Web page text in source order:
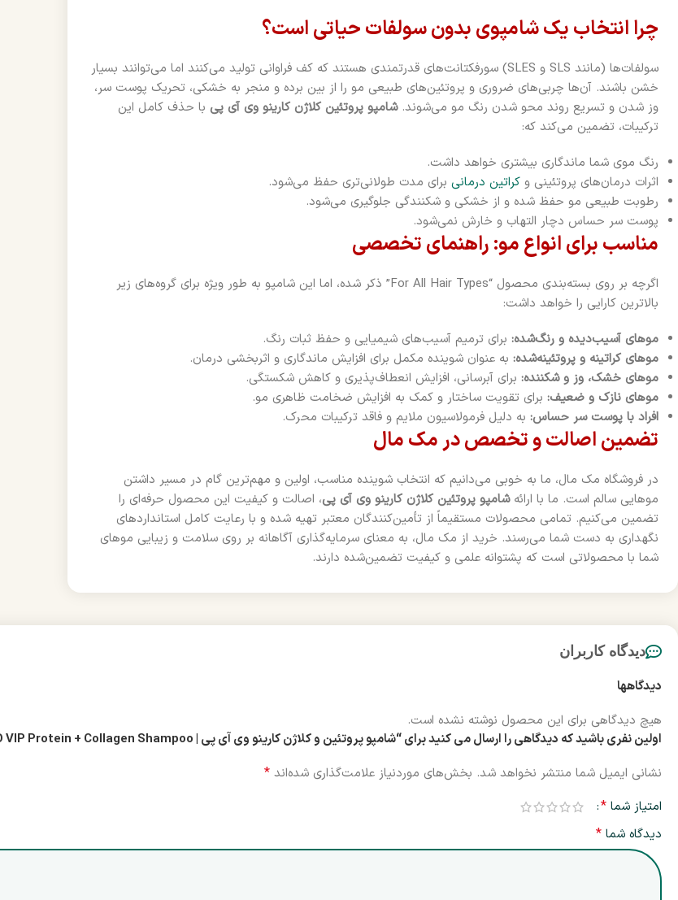
چرا انتخاب یک شامپوی بدون سولفات حیاتی است؟
سولفات‌ها (مانند SLS و SLES) سورفکتانت‌های قدرتمندی هستند که کف فراوانی تولید می‌کنند اما می‌توانند بسیار
خشن باشند. آن‌ها چربی‌های ضروری و پروتئین‌های طبیعی مو را از بین برده و منجر به خشکی، تحریک پوست سر،
وز شدن و تسریع روند محو شدن رنگ مو می‌شوند.شامپو پروتئین کلاژن کارینو وی آی پی با حذف کامل این
ترکیبات، تضمین می‌کند که:
رنگ موی شما ماندگاری بیشتری خواهد داشت.
اثرات درمان‌های پروتئینی و کراتین درمانی برای مدت طولانی‌تری حفظ می‌شود.
رطوبت طبیعی مو حفظ شده و از خشکی و شکنندگی جلوگیری می‌شود.
پوست سر حساس دچار التهاب و خارش نمی‌شود.
مناسب برای انواع مو: راهنمای تخصصی
اگرچه بر روی بسته‌بندی محصول “For All Hair Types” ذکر شده، اما این شامپو به طور ویژه برای گروه‌های زیر
بالاترین کارایی را خواهد داشت:
موهای آسیب‌دیده و رنگ‌شده: برای ترمیم آسیب‌های شیمیایی و حفظ ثبات رنگ.
موهای کراتینه و پروتئینه‌شده: به عنوان شوینده مکمل برای افزایش ماندگاری و اثربخشی درمان.
موهای خشک، وز و شکننده: برای آبرسانی، افزایش انعطاف‌پذیری و کاهش شکستگی.
موهای نازک و ضعیف: برای تقویت ساختار و کمک به افزایش ضخامت ظاهری مو.
افراد با پوست سر حساس: به دلیل فرمولاسیون ملایم و فاقد ترکیبات محرک.
تضمین اصالت و تخصص در مک مال
در فروشگاه مک مال، ما به خوبی می‌دانیم که انتخاب شوینده مناسب، اولین و مهم‌ترین گام در مسیر داشتن
موهایی سالم است. ما با ارائهشامپو پروتئین کلاژن کارینو وی آی پی، اصالت و کیفیت این محصول حرفه‌ای را
تضمین می‌کنیم. تمامی محصولات مستقیماً از تأمین‌کنندگان معتبر تهیه شده و با رعایت کامل استانداردهای
نگهداری به دست شما می‌رسند. خرید از مک مال، به معنای سرمایه‌گذاری آگاهانه بر روی سلامت و زیبایی موهای
شما با محصولاتی است که پشتوانه علمی و کیفیت تضمین‌شده دارند.
دیدگاه کاربران
دیدگاهها
هیچ دیدگاهی برای این محصول نوشته نشده است.
اولین نفری باشید که دیدگاهی را ارسال می کنید برای “شامپو پروتئین و کلاژن کارینو وی آی پی | CARINO VIP Protein + Collagen Shampoo”
نشانی ایمیل شما منتشر نخواهد شد. بخش‌های موردنیاز علامت‌گذاری شده‌اند *
امتیاز شما *
دیدگاه شما *